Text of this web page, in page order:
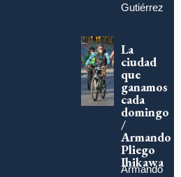
Gutiérrez
La
ciudad
que
ganamos
cada
domingo
/
Armando
Pliego
Ihikawa
Armando